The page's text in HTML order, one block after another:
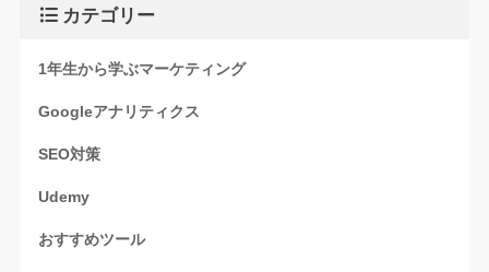
カテゴリー
1年生から学ぶマーケティング
Googleアナリティクス
SEO対策
Udemy
おすすめツール